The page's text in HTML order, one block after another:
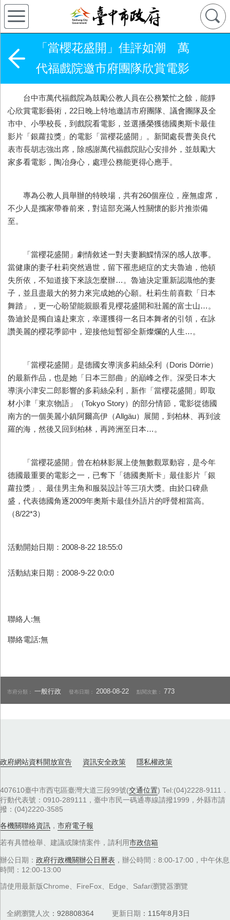
「當櫻花盛開」佳評如潮 萬
代福戲院邀市府團隊欣賞電影
台中市萬代福戲院為鼓勵公教人員在公務繁忙之餘，能靜
心欣賞電影藝術，22日晚上特地邀請市府團隊、議會團隊及全
市中、小學校長，到戲院看電影，並選播榮獲德國奧斯卡最佳
影片「銀蘿拉獎」的電影「當櫻花盛開」。新聞處長曹美良代
表市長胡志強出席，除感謝萬代福戲院貼心安排外，並鼓勵大
家多看電影，陶冶身心，處理公務能更得心應手。
專為公教人員舉辦的特映場，共有260個座位，座無虛席，
不少人是攜家帶眷前來，對這部充滿人性關懷的影片推崇備
至。
「當櫻花盛開」劇情敘述一對夫妻鶼鰈情深的感人故事。
當健康的妻子杜莉突然過世，留下罹患絕症的丈夫魯迪，他頓
失所依，不知道接下來該怎麼辦…。魯迪決定重新認識他的妻
子，並且盡最大的努力來完成她的心願。杜莉生前喜歡「日本
舞踏」，更一心盼望能親眼看見櫻花盛開和壯麗的富士山…。
魯迪於是獨自遠赴東京，幸運獲得一名日本舞者的引領，在詠
讚美麗的櫻花季節中，迎接他短暫卻全新燦爛的人生…。
「當櫻花盛開」是德國女導演多莉絲朵利（Doris Dörrie）
的最新作品，也是她「日本三部曲」的巔峰之作。深受日本大
導演小津安二郎影響的多莉絲朵利，新作「當櫻花盛開」即取
材小津「東京物語」（Tokyo Story）的部分情節，電影從德國
南方的一個美麗小鎮阿爾高伊（Allgäu）展開，到柏林、再到波
羅的海，然後又回到柏林，再跨洲至日本…。
「當櫻花盛開」曾在柏林影展上使無數觀眾動容，是今年
德國最重要的電影之一，已奪下「德國奧斯卡」最佳影片「銀
蘿拉獎」、最佳男主角和服裝設計等三項大獎。由於口碑鼎
盛，代表德國角逐2009年奧斯卡最佳外語片的呼聲相當高。
（8/22*3）
活動開始日期：2008-8-22 18:55:0
活動結束日期：2008-9-22 0:0:0
聯絡人:無
聯絡電話:無
市府分類：一般行政 發布日期： 2008-08-22 點閱次數： 773
政府網站資料開放宣告 資訊安全政策 隱私權政策
407610臺中市西屯區臺灣大道三段99號(交通位置) Tel:(04)2228-9111．
行動代表號：0910-289111，臺中市民一碼通專線請撥1999，外縣市請
撥：(04)2220-3585
各機關聯絡資訊 ， 市府電子報
若有具體檢舉、建議或陳情案件，請利用市政信箱
辦公日期： 政府行政機關辦公日曆表 ，辦公時間：8:00-17:00，中午休息
時間：12:00-13:00
請使用最新版Chrome、FireFox、Edge、Safari瀏覽器瀏覽
全網瀏覽人次 928808364 更新日期 115年8月3日